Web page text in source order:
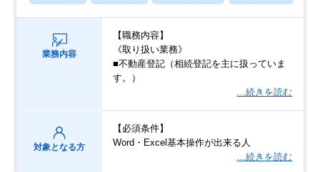
業務内容
【職務内容】
《取り扱い業務》
■不動産登記（相続登記を主に扱っていま
す。）
…続きを読む
対象となる方
【必須条件】
Word・Excel基本操作が出来る人
…続きを読む